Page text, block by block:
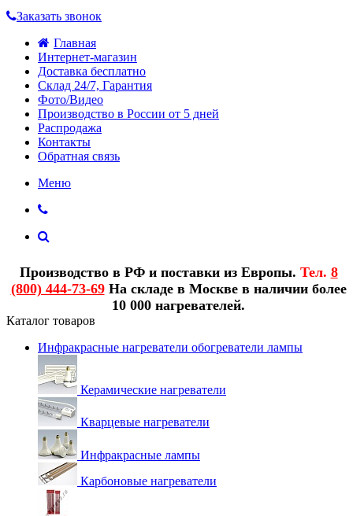
Заказать звонок
Главная
Интернет-магазин
Доставка бесплатно
Склад 24/7, Гарантия
Фото/Видео
Производство в России от 5 дней
Распродажа
Контакты
Обратная связь
Меню
Производство в РФ и поставки из Европы. Тел. 8
(800) 444-73-69На складе в Москве в наличии более
10 000 нагревателей.
Каталог товаров
Инфракрасные нагреватели обогреватели лампы
Керамические нагреватели
Кварцевые нагреватели
Инфракрасные лампы
Карбоновые нагреватели